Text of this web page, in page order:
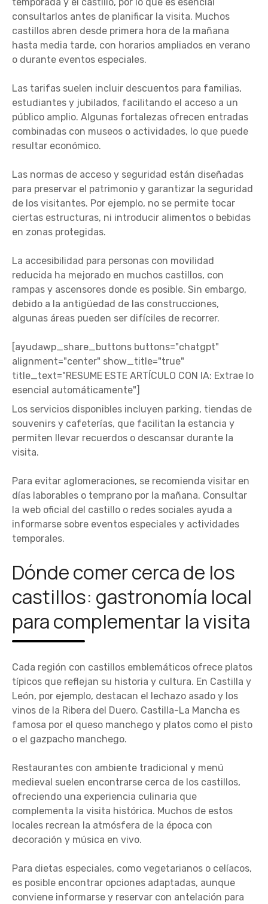
consultarlos antes de planificar la visita. Muchos
castillos abren desde primera hora de la mañana
hasta media tarde, con horarios ampliados en verano
o durante eventos especiales.
Las tarifas suelen incluir descuentos para familias,
estudiantes y jubilados, facilitando el acceso a un
público amplio. Algunas fortalezas ofrecen entradas
combinadas con museos o actividades, lo que puede
resultar económico.
Las normas de acceso y seguridad están diseñadas
para preservar el patrimonio y garantizar la seguridad
de los visitantes. Por ejemplo, no se permite tocar
ciertas estructuras, ni introducir alimentos o bebidas
en zonas protegidas.
La accesibilidad para personas con movilidad
reducida ha mejorado en muchos castillos, con
rampas y ascensores donde es posible. Sin embargo,
debido a la antigüedad de las construcciones,
algunas áreas pueden ser difíciles de recorrer.
[ayudawp_share_buttons buttons="chatgpt"
alignment="center" show_title="true"
title_text="RESUME ESTE ARTÍCULO CON IA: Extrae lo
esencial automáticamente"]
Los servicios disponibles incluyen parking, tiendas de
souvenirs y cafeterías, que facilitan la estancia y
permiten llevar recuerdos o descansar durante la
visita.
Para evitar aglomeraciones, se recomienda visitar en
días laborables o temprano por la mañana. Consultar
la web oficial del castillo o redes sociales ayuda a
informarse sobre eventos especiales y actividades
temporales.
Dónde comer cerca de los
castillos: gastronomía local
para complementar la visita
Cada región con castillos emblemáticos ofrece platos
típicos que reflejan su historia y cultura. En Castilla y
León, por ejemplo, destacan el lechazo asado y los
vinos de la Ribera del Duero. Castilla-La Mancha es
famosa por el queso manchego y platos como el pisto
o el gazpacho manchego.
Restaurantes con ambiente tradicional y menú
medieval suelen encontrarse cerca de los castillos,
ofreciendo una experiencia culinaria que
complementa la visita histórica. Muchos de estos
locales recrean la atmósfera de la época con
decoración y música en vivo.
Para dietas especiales, como vegetarianos o celíacos,
es posible encontrar opciones adaptadas, aunque
conviene informarse y reservar con antelación para